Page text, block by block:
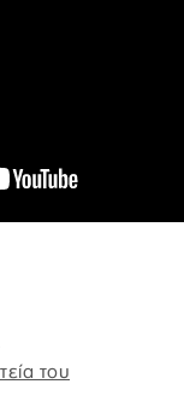
του